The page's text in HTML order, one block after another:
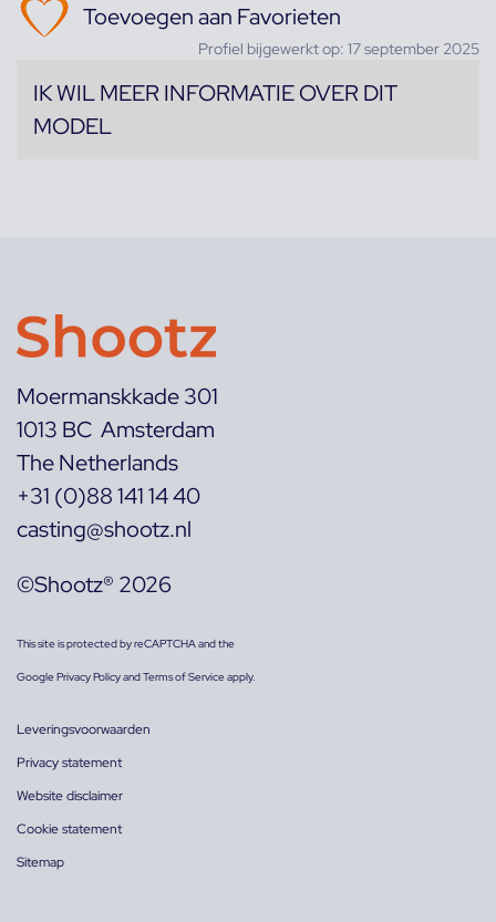
Toevoegen aan Favorieten
Profiel bijgewerkt op: 17 september 2025
IK WIL MEER INFORMATIE OVER DIT
MODEL
Moermanskkade 301
1013 BC Amsterdam
The Netherlands
+31 (0)88 141 14 40
casting@shootz.nl
©Shootz® 2026
This site is protected by reCAPTCHA and the
GooglePrivacy PolicyandTerms of Serviceapply.
Leveringsvoorwaarden
Privacy statement
Website disclaimer
Cookie statement
Sitemap